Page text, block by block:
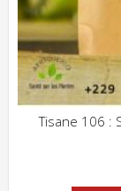
Tisane 106 :